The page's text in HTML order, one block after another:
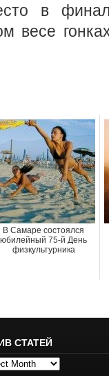
в
весе
В Самаре состоялся
юбилейный 75-й День
физкультурника
СТАТЕЙ